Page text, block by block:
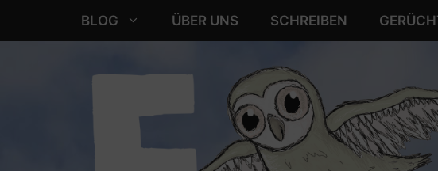
BLOG ÜBER UNS SCHREIBEN